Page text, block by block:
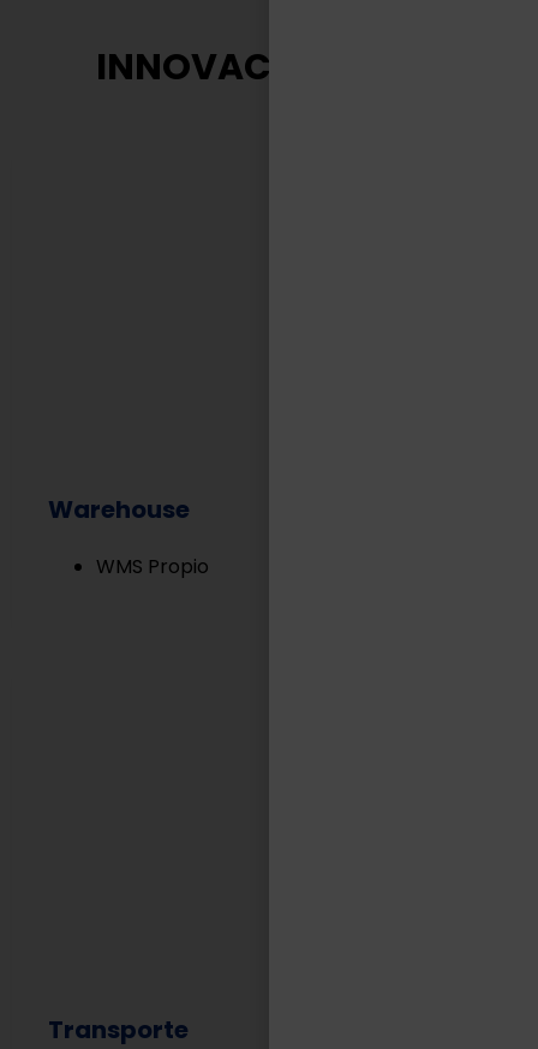
INNOVACIÓN TASA
Warehouse
WMS Propio
Transporte